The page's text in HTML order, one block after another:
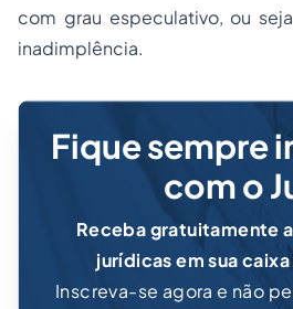
com grau especulativo, ou
inadimplência.
Fique sempre
com o
Receba gratuitamente
jurídicas em sua
Inscreva-se agora e não